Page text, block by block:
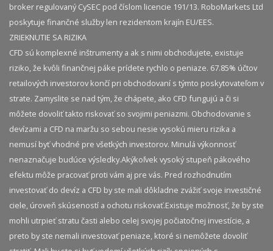
broker regulovaný CySEC pod číslom licencie 191/13. RoboMarkets Ltd
poskytuje finančné služby len rezidentom krajín EU/EES.
ZRIEKNUTIE SA RIZIKA
CFD sú komplexné inštrumenty a ak s nimi obchodujete, existuje
riziko, že kvôli finančnej páke prídete rychlo o peniaze. 67.85% účtov
retailových investorov končí pri obchodovaní s týmto poskytovateľom v
strate. Zamyslite se nad tým, že chápete, ako CFD fungujú a či si
môžete dovoliť takto riskovať so svojimi peniazmi. Obchodovanie s
devízami a CFD na maržu so sebou nesie vysokú mieru rizika a
nemusí byť vhodné pre všetkých investorov. Minulá výkonnosť
nenaznačuje budúce výsledky.​ Akýkoľvek vysoký stupeň pákového
efektu môže pracovať proti vám aj pre vás. Pred rozhodnutím
investovať do devíz a CFD by ste mali dôkladne zvážiť svoje investičné
ciele, úroveň skúseností a ochotu riskovať.​ Existuje možnosť, že by ste
mohli utrpieť stratu časti alebo celej svojej počiatočnej investície, a
preto by ste nemali investovať peniaze, ktoré si nemôžete dovoliť